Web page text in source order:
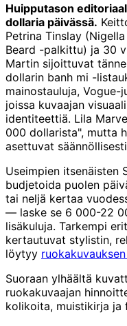
Huipputason
dollaria päivässä.
Petrina Tinslay
Beard -palkittu) ja 30
Martin sijoittuvat
dollarin banh mi -
mainostauluja, Vogue-
joissa kuvaajan
identiteettiä. Lila
000 dollarista", mutta
asettuvat
Useimpien itsenäisten
budjetoida puolen
tai neljä kertaa
— laske se 6 000-22
lisäkuluja. Tarkempi
kertautuvat stylistin,
löytyy
Suoraan ylhäältä
ruokakuvaajan
kolikoita, muistikirja ja